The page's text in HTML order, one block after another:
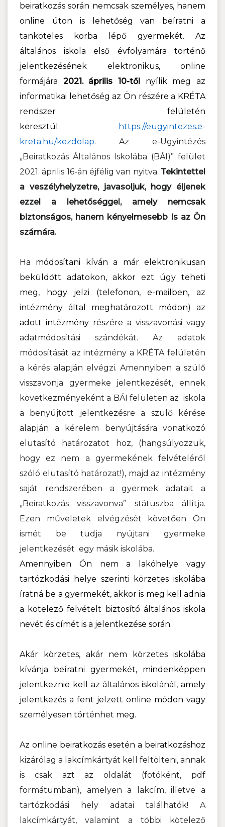
beiratkozás során nemcsak személyes, hanem
online úton is lehetőség van beíratni a
tanköteles korba lépő gyermekét. Az
általános iskola első évfolyamára történő
jelentkezésének elektronikus, online
formájára 2021. április 10-től nyílik meg az
informatikai lehetőség az Ön részére a KRÉTA
rendszer felületén
keresztül:
https://eugyintezes.e-
kreta.hu/kezdolap. Az e-Ügyintézés
„Beiratkozás Általános Iskolába (BÁI)” felület
2021. április 16-án éjfélig van nyitva. Tekintettel
a veszélyhelyzetre, javasoljuk, hogy éljenek
ezzel a lehetőséggel, amely nemcsak
biztonságos, hanem kényelmesebb is az Ön
számára.
Ha módosítani kíván a már elektronikusan
beküldött adatokon, akkor ezt úgy teheti
meg, hogy jelzi (telefonon, e-mailben, az
intézmény által meghatározott módon) az
adott intézmény részére a visszavonási vagy
adatmódosítási szándékát. Az adatok
módosítását az intézmény a KRÉTA felületén
a kérés alapján elvégzi. Amennyiben a szülő
visszavonja gyermeke jelentkezését, ennek
következményeként a BÁI felületen az iskola
a benyújtott jelentkezésre a szülő kérése
alapján a kérelem benyújtására vonatkozó
elutasító határozatot hoz, (hangsúlyozzuk,
hogy ez nem a gyermekének felvételéről
szóló elutasító határozat!), majd az intézmény
saját rendszerében a gyermek adatait a
„Beiratkozás visszavonva” státuszba állítja.
Ezen műveletek elvégzését követően Ön
ismét be tudja nyújtani gyermeke
jelentkezését egy másik iskolába.
Amennyiben Ön nem a lakóhelye vagy
tartózkodási helye szerinti körzetes iskolába
íratná be a gyermekét, akkor is meg kell adnia
a kötelező felvételt biztosító általános iskola
nevét és címét is a jelentkezése során.
Akár körzetes, akár nem körzetes iskolába
kívánja beíratni gyermekét, mindenképpen
jelentkeznie kell az általános iskolánál, amely
jelentkezés a fent jelzett online módon vagy
személyesen történhet meg.
Az online beiratkozás esetén a beiratkozáshoz
kizárólag a lakcímkártyát kell feltölteni, annak
is csak azt az oldalát (fotóként, pdf
formátumban), amelyen a lakcím, illetve a
tartózkodási hely adatai találhatók! A
lakcímkártyát, valamint a többi kötelező